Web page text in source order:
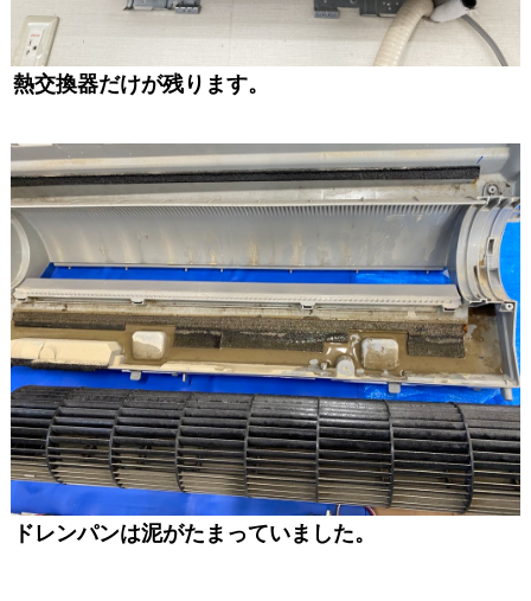
熱交換器だけが残ります。
ドレンパンは泥がたまっていました。